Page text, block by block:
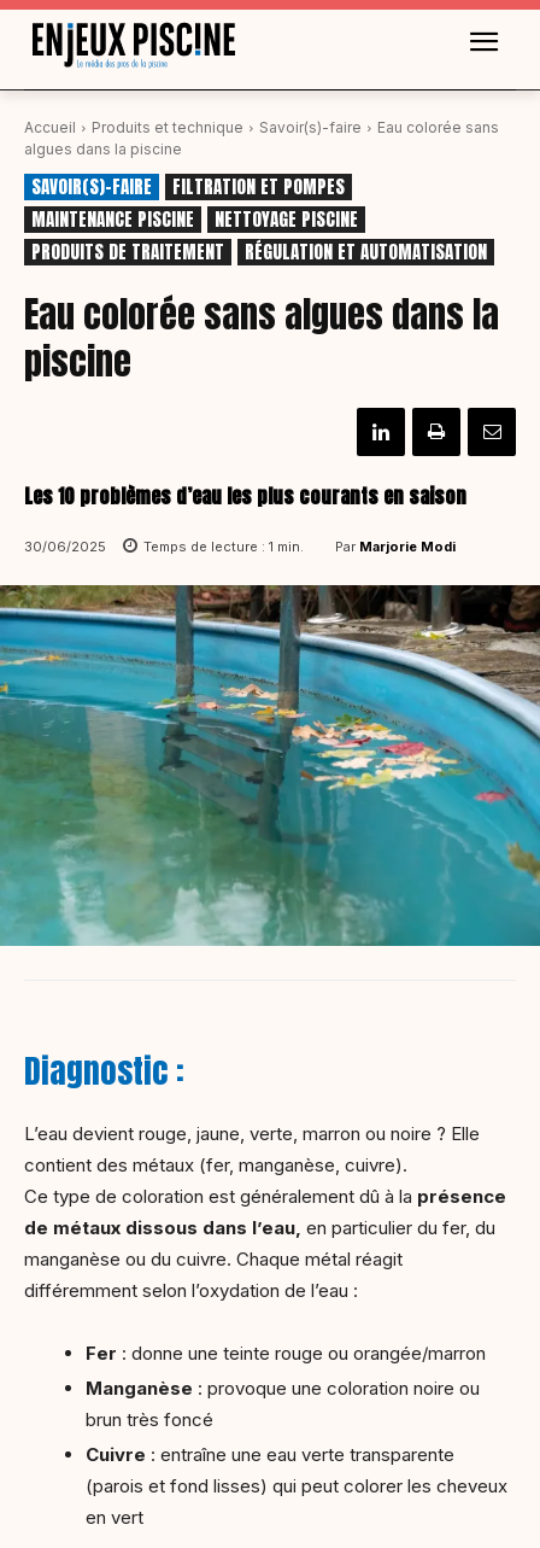
Accueil Produits et technique Savoir(s)-faire
Eau colorée sans
algues dans la piscine
SAVOIR(S)-FAIRE
FILTRATION ET POMPES
MAINTENANCE PISCINE
NETTOYAGE PISCINE
PRODUITS DE TRAITEMENT
RÉGULATION ET AUTOMATISATION
Eau colorée sans algues dans la
piscine
Les 10 problèmes d’eau les plus courants en saison
30/06/2025 Temps de lecture : 1 min. Par Marjorie Modi
Diagnostic :
L’eau devient rouge, jaune, verte, marron ou noire ? Elle
contient des métaux (fer, manganèse, cuivre).
Ce type de coloration est généralement dû à la présence
de métaux dissous dans l’eau, en particulier du fer, du
manganèse ou du cuivre. Chaque métal réagit
différemment selon l’oxydation de l’eau :
Fer : donne une teinte rouge ou orangée/marron
Manganèse : provoque une coloration noire ou
brun très foncé
Cuivre : entraîne une eau verte transparente
(parois et fond lisses) qui peut colorer les cheveux
en vert